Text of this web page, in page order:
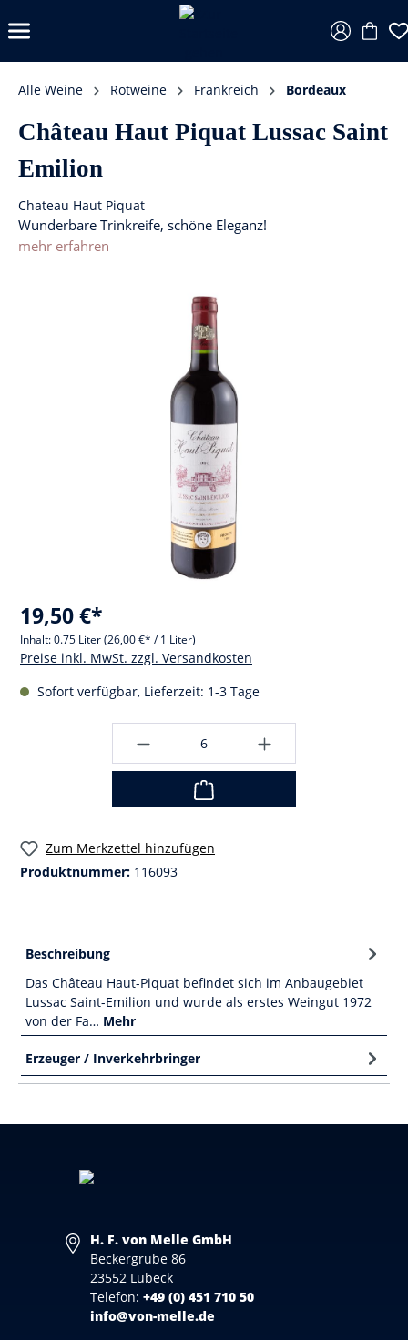
Alle Weine Rotweine Frankreich Bordeaux
Château Haut Piquat Lussac Saint
Emilion
Chateau Haut Piquat
Wunderbare Trinkreife, schöne Eleganz!
mehr erfahren
19,50 €*
Inhalt:0.75 Liter(26,00 €* / 1 Liter)
Preise inkl. MwSt. zzgl. Versandkosten
Sofort verfügbar, Lieferzeit: 1-3 Tage
Zum Merkzettel hinzufügen
Produktnummer: 116093
Beschreibung
Das Château Haut-Piquat befindet sich im Anbaugebiet
Lussac Saint-Emilion und wurde als erstes Weingut 1972
von der Fa… Mehr
Erzeuger / Inverkehrbringer
H. F. von Melle GmbH
Beckergrube 86
23552 Lübeck
Telefon: +49 (0) 451 710 50
info@von-melle.de